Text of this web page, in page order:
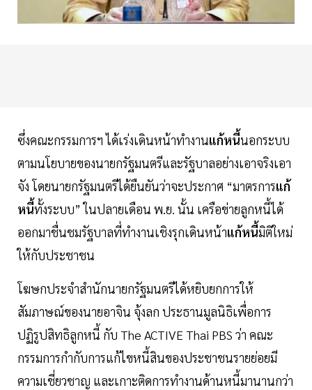
ซึ่งคณะกรรมการฯ ได้เร่งเดินหน้าทำงานแก้หนี้นอกระบบ
ตามนโยบายของนายกรัฐมนตรีและรัฐบาลอย่างเอาจริงเอา
จัง โดยนายกรัฐมนตรีได้ยืนยันว่าจะประกาศ “มาตรการแก้
หนี้ทั้งระบบ” ในปลายเดือน พ.ย. นั้น เครือข่ายลูกหนี้ได้
ออกมาชื่นชมรัฐบาลที่ทำงานเชิงรุกเดินหน้าแก้หนี้มิติใหม่
ให้กับประชาชน
โฆษกประจำสำนักนายกรัฐมนตรีได้หยิบยกการให้
สัมภาษณ์ของนายอาจิน จุ้งลก ประธานมูลนิธิเพื่อการ
ปฏิรูปสิทธิลูกหนี้ กับ The ACTIVE Thai PBS ว่า คณะ
กรรมการกำกับการแก้ไขหนี้สินของประชาชนรายย่อยมี
ความเชี่ยวชาญ และเกาะติดการทำงานด้านหนี้มานานกว่า